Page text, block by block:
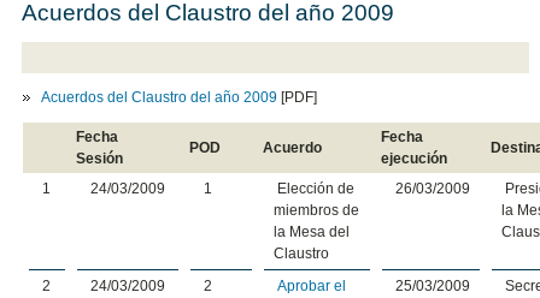
Acuerdos del Claustro del año 2009
Acuerdos del Claustro del año 2009 [PDF]
Fecha
Sesión
POD Acuerdo
Fecha
ejecución
1 24/03/2009 1
Elección de
miembros de
la Mesa del
Claustro
26/03/2009
la
2 24/03/2009 2
Aprobar el
25/03/2009